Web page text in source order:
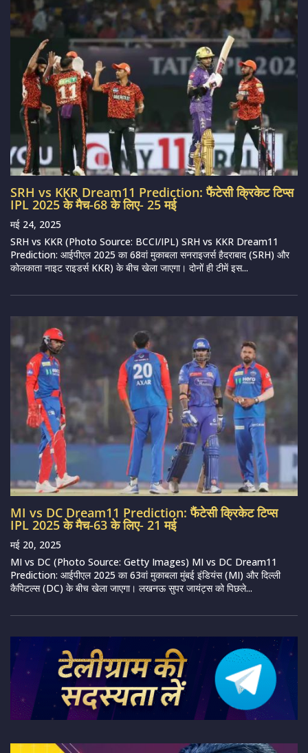
SRH vs KKR Dream11 Prediction: फैंटेसी क्रिकेट टिप्स
IPL 2025 के मैच-68 के लिए- 25 मई
मई 24, 2025
SRH vs KKR (Photo Source: BCCI/IPL) SRH vs KKR Dream11
Prediction: आईपीएल 2025 का 68वां मुकाबला सनराइजर्स हैदराबाद (SRH) और
कोलकाता नाइट राइडर्स KKR) के बीच खेला जाएगा। दोनों ही टीमें इस...
MI vs DC Dream11 Prediction: फैंटेसी क्रिकेट टिप्स
IPL 2025 के मैच-63 के लिए- 21 मई
मई 20, 2025
MI vs DC (Photo Source: Getty Images) MI vs DC Dream11
Prediction: आईपीएल 2025 का 63वां मुकाबला मुंबई इंडियंस (MI) और दिल्ली
कैपिटल्स (DC) के बीच खेला जाएगा। लखनऊ सुपर जायंट्स को पिछले...